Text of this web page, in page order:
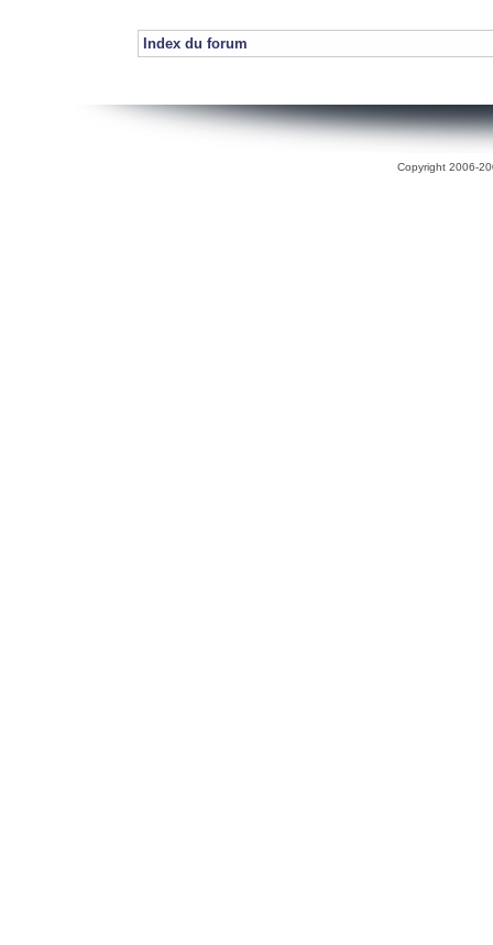
Index du forum
Copyright 2006-